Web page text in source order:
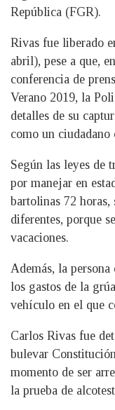
República (FGR).
Rivas fue liberado
abril), pese a que,
conferencia de
Verano 2019, la
detalles de su
como un ciudadano
Según las leyes de
por manejar en
bartolinas 72 horas,
diferentes, porque
vacaciones.
Además, la
los gastos de la
vehículo en el que
Carlos Rivas fue
bulevar
momento de ser
la prueba de